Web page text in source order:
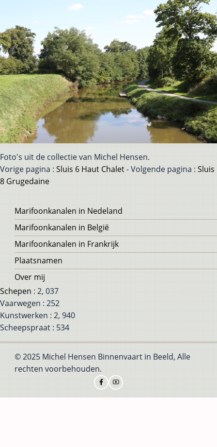
Foto's uit de collectie van Michel Hensen.
Vorige pagina : Sluis 6 Haut Chalet- Volgende pagina : Sluis
8 Grugedaine
Voet
Marifoonkanalen in Nedeland
Marifoonkanalen in België
Marifoonkanalen in Frankrijk
Plaatsnamen
Over mij
Schepen : 2, 037
Vaarwegen : 252
Kunstwerken : 2, 940
Scheepspraat : 534
© 2025 Michel Hensen Binnenvaart in Beeld, Alle
rechten voorbehouden.